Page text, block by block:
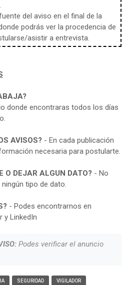
del aviso en el final de la
podrás ver la procedencia de
asistir a entrevista.
donde encontraras todos los días
AVISOS? - En cada publicación
necesaria para postularte.
O DEJAR ALGUN DATO? - No
tipo de dato.
- Podes encontrarnos en
y LinkedIn
Podes verificar el anuncio
SEGURIDAD VIGILADOR